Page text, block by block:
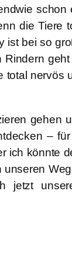
schon
die Tiere
ist bei so
total nervös
gehen
–
ich könnte
jetzt